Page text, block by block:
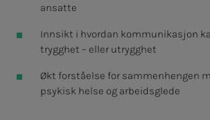
ansatte
Innsikt i hvordan kommunikasjon
trygghet – eller utrygghet
Økt forståelse for sammenhengen
psykisk helse og arbeidsglede